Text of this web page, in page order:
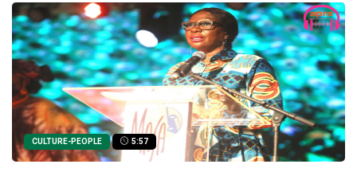
CULTURE-PEOPLE 5:57